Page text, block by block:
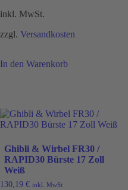
inkl. MwSt.
zzgl. Versandkosten
In den Warenkorb
Ghibli & Wirbel FR30 /
RAPID30 Bürste 17 Zoll
Weiß
130,19 € inkl. MwSt